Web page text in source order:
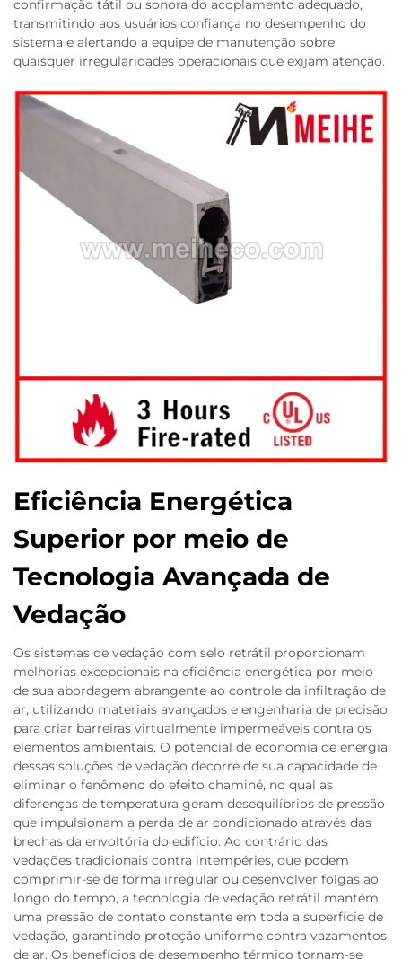
confirmação tátil ou sonora do acoplamento adequado,
transmitindo aos usuários confiança no desempenho do
sistema e alertando a equipe de manutenção sobre
quaisquer irregularidades operacionais que exijam atenção.
Eficiência Energética
Superior por meio de
Tecnologia Avançada de
Vedação
Os sistemas de vedação com selo retrátil proporcionam
melhorias excepcionais na eficiência energética por meio
de sua abordagem abrangente ao controle da infiltração de
ar, utilizando materiais avançados e engenharia de precisão
para criar barreiras virtualmente impermeáveis contra os
elementos ambientais. O potencial de economia de energia
dessas soluções de vedação decorre de sua capacidade de
eliminar o fenômeno do efeito chaminé, no qual as
diferenças de temperatura geram desequilíbrios de pressão
que impulsionam a perda de ar condicionado através das
brechas da envoltória do edifício. Ao contrário das
vedações tradicionais contra intempéries, que podem
comprimir-se de forma irregular ou desenvolver folgas ao
longo do tempo, a tecnologia de vedação retrátil mantém
uma pressão de contato constante em toda a superfície de
vedação, garantindo proteção uniforme contra vazamentos
de ar. Os benefícios de desempenho térmico tornam-se